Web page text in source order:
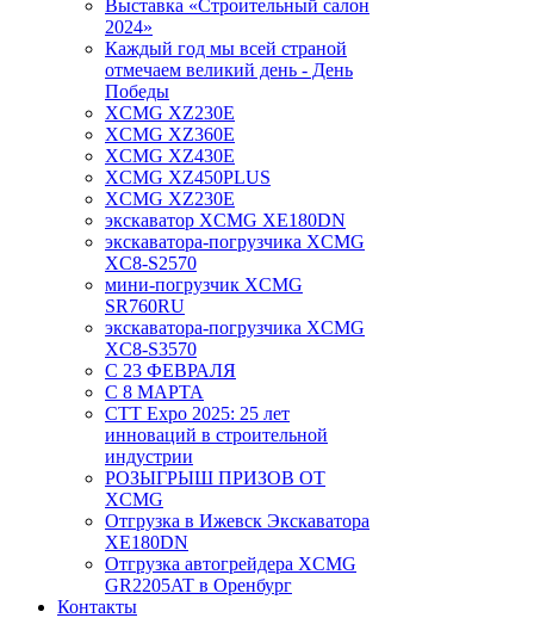
Выставка «Строительный салон
2024»
Каждый год мы всей страной
отмечаем великий день - День
Победы
XCMG XZ230E
XCMG XZ360E
XCMG XZ430E
XCMG XZ450PLUS
XCMG XZ230E
экскаватор XCMG XE180DN
экскаватора-погрузчика XCMG
XC8-S2570
мини-погрузчик XCMG
SR760RU
экскаватора-погрузчика XCMG
XC8-S3570
С 23 ФЕВРАЛЯ
С 8 МАРТА
CTT Expo 2025: 25 лет
инноваций в строительной
индустрии
РОЗЫГРЫШ ПРИЗОВ ОТ
XCMG
Отгрузка в Ижевск Экскаватора
XE180DN
Отгрузка автогрейдера XCMG
GR2205AT в Оренбург
Контакты